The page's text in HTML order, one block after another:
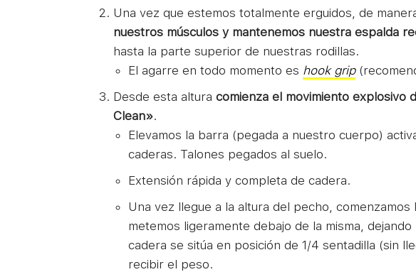
Una vez que estemos totalmente erguidos, de
nuestros músculos y mantenemos nuestra espalda
hasta la parte superior de nuestras rodillas.
El agarre en todo momento es hook grip
Desde esta altura comienza el movimiento explosivo
Clean».
Elevamos la barra (pegada a nuestro cuerpo)
caderas. Talones pegados al suelo.
Extensión rápida y completa de cadera.
Una vez llegue a la altura del pecho,
metemos ligeramente debajo de la misma,
cadera se sitúa en posición de 1/4 sentadilla (sin
recibir el peso.